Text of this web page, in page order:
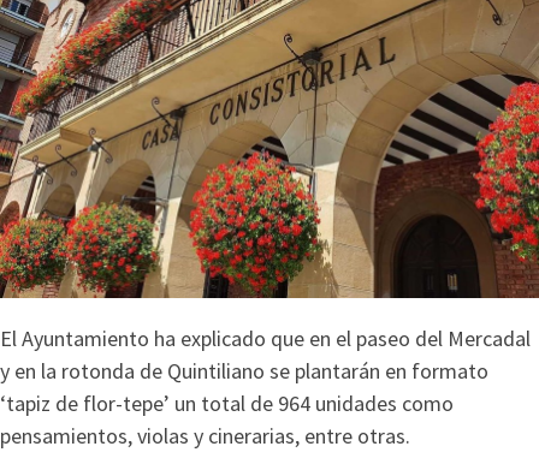
El Ayuntamiento ha explicado que en el paseo del Mercadal
y en la rotonda de Quintiliano se plantarán en formato
‘tapiz de flor-tepe’ un total de 964 unidades como
pensamientos, violas y cinerarias, entre otras.